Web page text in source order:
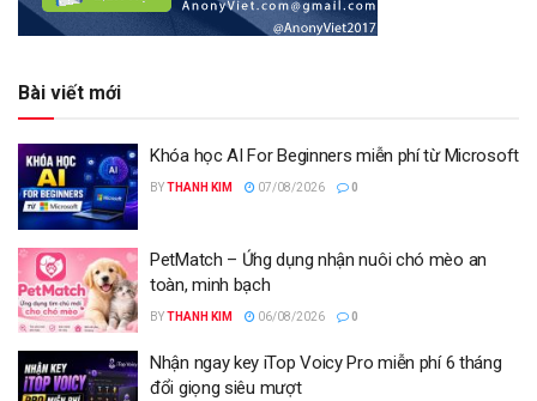
Bài viết mới
Khóa học AI For Beginners miễn phí từ Microsoft
BYTHANH KIM 07/08/2026 0
PetMatch – Ứng dụng nhận nuôi chó mèo an
toàn, minh bạch
BYTHANH KIM 06/08/2026 0
Nhận ngay key iTop Voicy Pro miễn phí 6 tháng
đổi giọng siêu mượt